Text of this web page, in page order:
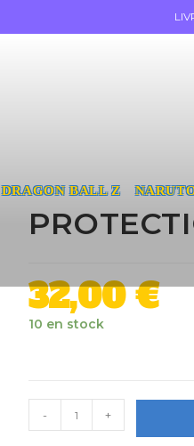
DRAGON BALL Z
32,00€
10 en stock
- +